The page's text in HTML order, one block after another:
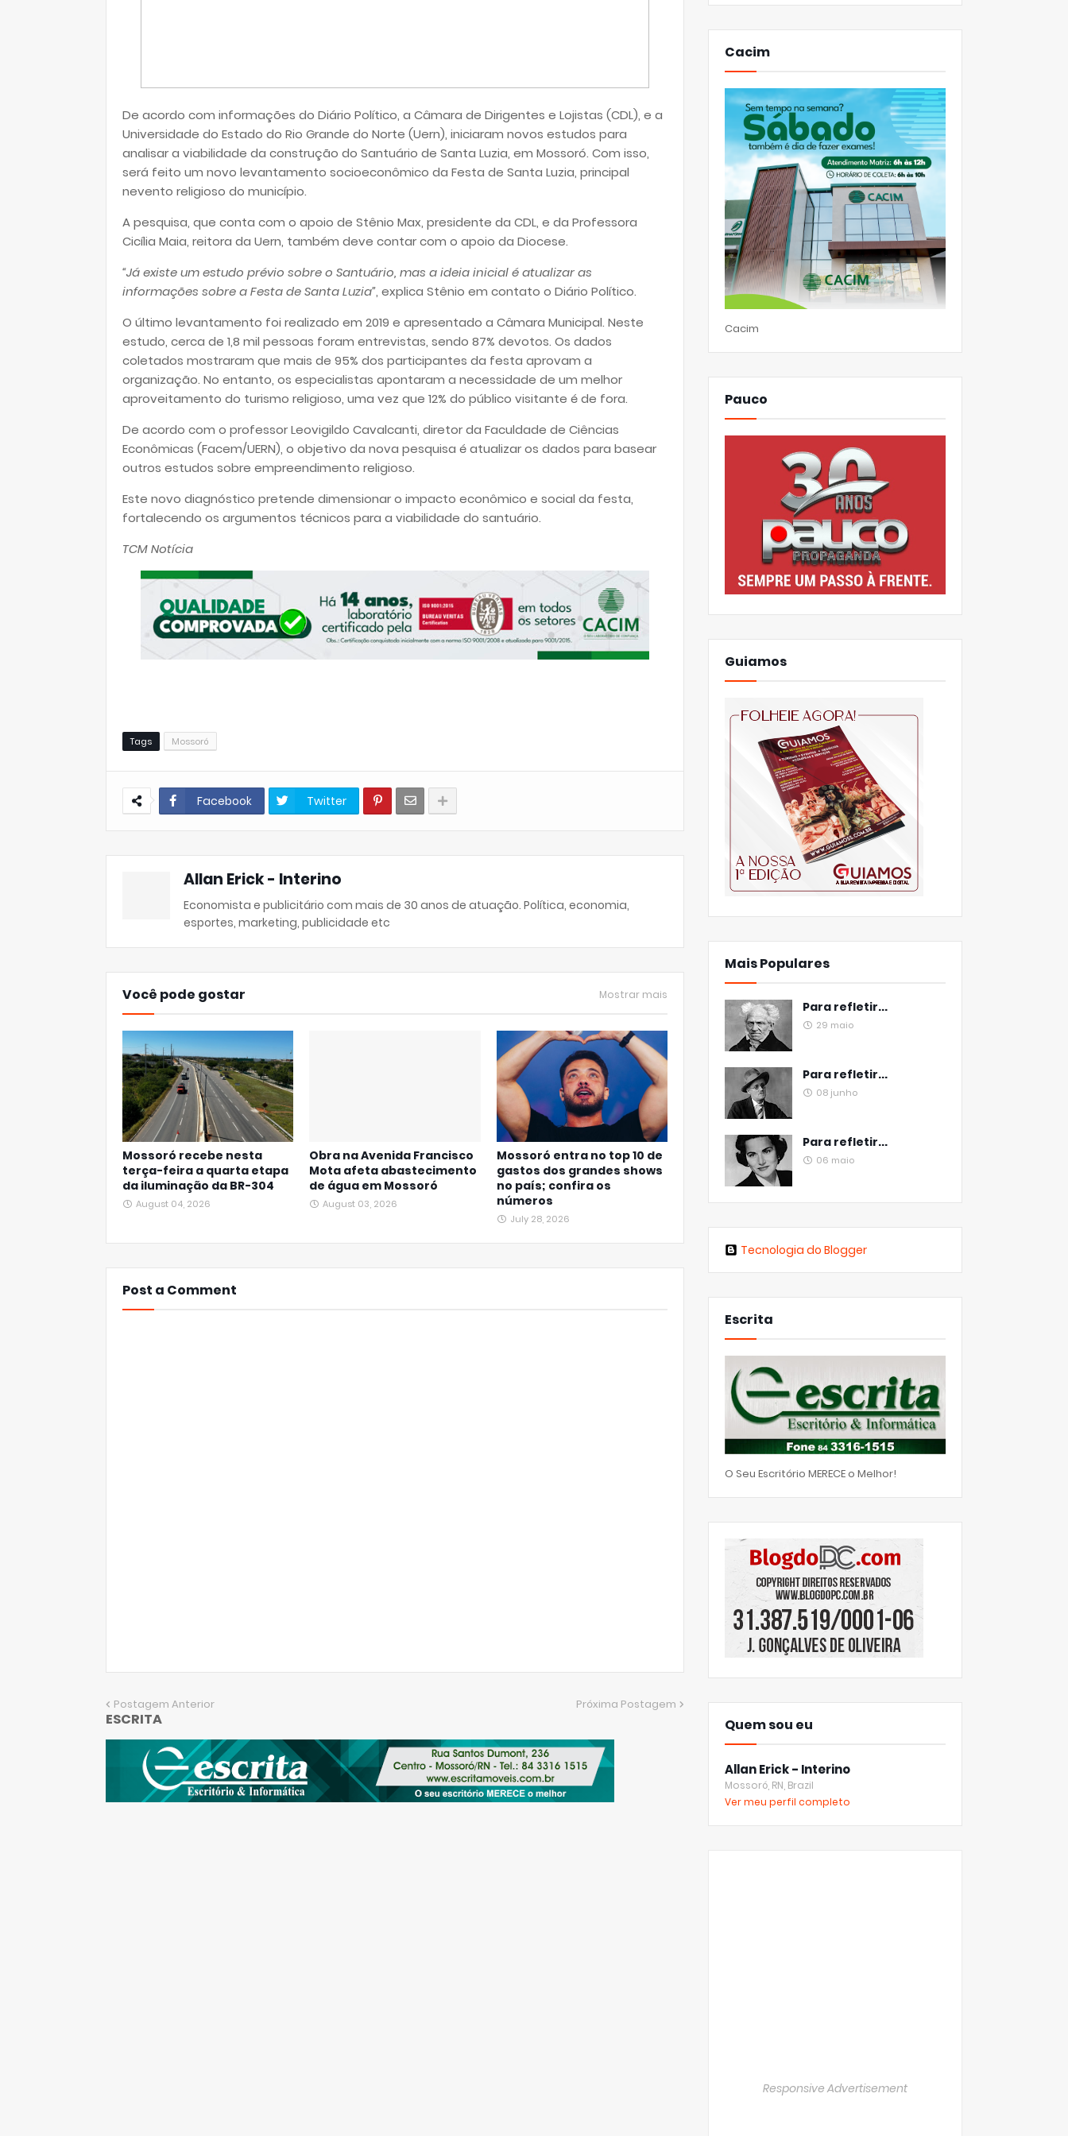
De acordo com informações do Diário Político, a Câmara de Dirigentes e Lojistas (CDL), e a
Universidade do Estado do Rio Grande do Norte (Uern), iniciaram novos estudos para
analisar a viabilidade da construção do Santuário de Santa Luzia, em Mossoró. Com isso,
será feito um novo levantamento socioeconômico da Festa de Santa Luzia, principal
nevento religioso do município.
A pesquisa, que conta com o apoio de Stênio Max, presidente da CDL, e da Professora
Cicília Maia, reitora da Uern, também deve contar com o apoio da Diocese.
“Já existe um estudo prévio sobre o Santuário, mas a ideia inicial é atualizar as
informações sobre a Festa de Santa Luzia”, explica Stênio em contato o Diário Político.
O último levantamento foi realizado em 2019 e apresentado a Câmara Municipal. Neste
estudo, cerca de 1,8 mil pessoas foram entrevistas, sendo 87% devotos. Os dados
coletados mostraram que mais de 95% dos participantes da festa aprovam a
organização. No entanto, os especialistas apontaram a necessidade de um melhor
aproveitamento do turismo religioso, uma vez que 12% do público visitante é de fora.
De acordo com o professor Leovigildo Cavalcanti, diretor da Faculdade de Ciências
Econômicas (Facem/UERN), o objetivo da nova pesquisa é atualizar os dados para basear
outros estudos sobre empreendimento religioso.
Este novo diagnóstico pretende dimensionar o impacto econômico e social da festa,
fortalecendo os argumentos técnicos para a viabilidade do santuário.
TCM Notícia
Tags Mossoró
Facebook Twitter
Allan Erick - Interino
Economista e publicitário com mais de 30 anos de atuação. Política, economia,
esportes, marketing, publicidade etc
Você pode gostar Mostrar mais
Mossoró recebe nesta
terça-feira a quarta etapa
da iluminação da BR-304
August 04, 2026
Obra na Avenida Francisco
Mota afeta abastecimento
de água em Mossoró
August 03, 2026
Mossoró entra no top 10 de
gastos dos grandes shows
no país; confira os
números
July 28, 2026
Post a Comment
Postagem Anterior Próxima Postagem
ESCRITA
Cacim
Cacim
Pauco
Guiamos
Mais Populares
Para refletir...
29 maio
Para refletir...
08 junho
Para refletir...
06 maio
Tecnologia do Blogger
Escrita
O Seu Escritório MERECE o Melhor!
Quem sou eu
Allan Erick - Interino
Mossoró, RN, Brazil
Ver meu perfil completo
Responsive Advertisement